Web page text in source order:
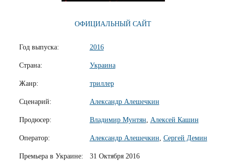
ОФИЦИАЛЬНЫЙ САЙТ
Год выпуска: 2016
Страна: Украина
Жанр: триллер
Сценарий: Александр Алешечкин
Продюсер: Владимир Мунтян Алексей Кашин
Оператор: Александр Алешечкин Сергей Демин
Премьера в Украине: 31 Октября 2016